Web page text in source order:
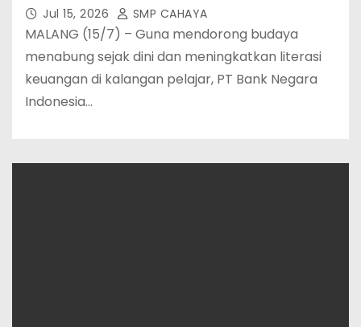
Jul 15, 2026 SMP CAHAYA
MALANG (15/7) – Guna mendorong budaya
menabung sejak dini dan meningkatkan literasi
keuangan di kalangan pelajar, PT Bank Negara
Indonesia…